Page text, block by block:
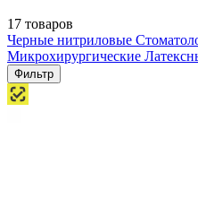
17 товаров
Черные нитриловые
Микрохирургические
Фильтр